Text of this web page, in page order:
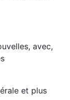
avec,
et plus